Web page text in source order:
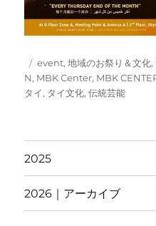
投
稿
日:
カ
テ
ゴ
event,地域のお祭り＆文化,
N, MBK Center, MBK
タイ, タイ文化,伝統芸能
2025
2026｜アーカイブ